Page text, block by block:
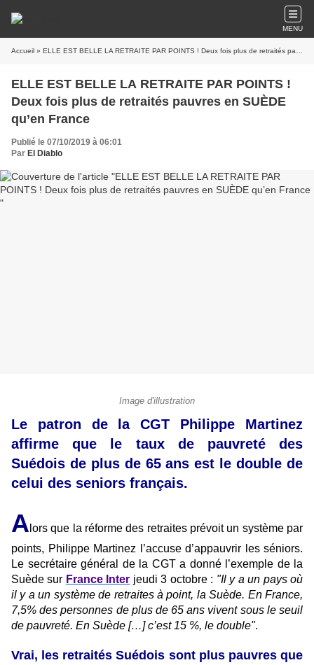
MENU
Accueil » ELLE EST BELLE LA RETRAITE PAR POINTS ! Deux fois plus de retraités pauvres en SUÈDE qu’en France
ELLE EST BELLE LA RETRAITE PAR POINTS !
Deux fois plus de retraités pauvres en SUÈDE
qu’en France
Publié le 07/10/2019 à 06:01
Par El Diablo
Image d'illustration
Le patron de la CGT Philippe Martinez
affirme que le taux de pauvreté des
Suédois de plus de 65 ans est le double de
celui des seniors français.
A lors que la réforme des retraites prévoit un système par
points, Philippe Martinez l’accuse d’appauvrir les séniors.
Le secrétaire général de la CGT a donné l’exemple de la
Suède sur France Inter jeudi 3 octobre : "Il y a un pays où
il y a un système de retraites à point, la Suède. En France,
7,5% des personnes de plus de 65 ans vivent sous le seuil
de pauvreté. En Suède […] c’est 15 %, le double".
Vrai, les retraités Suédois sont plus pauvres que